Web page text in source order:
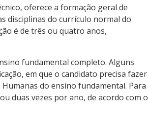
oferece a formação geral de
disciplinas do currículo normal do
é de três ou quatro anos,
fundamental completo. Alguns
em que o candidato precisa fazer
do ensino fundamental. Para
duas vezes por ano, de acordo com o